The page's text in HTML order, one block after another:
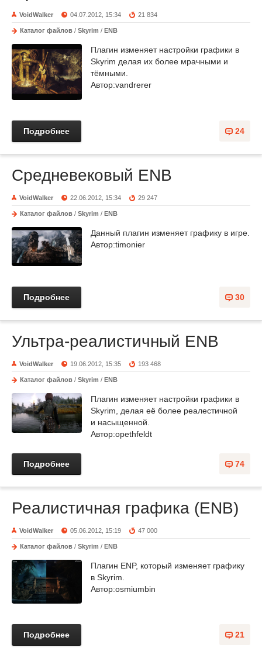
VoidWalker 04.07.2012, 15:34 21 834
Каталог файлов / Skyrim / ENB
Плагин изменяет настройки графики в
Skyrim делая их более мрачными и
тёмными.
Автор:vandrerer
24
Подробнее
Средневековый ENB
VoidWalker 22.06.2012, 15:34 29 247
Каталог файлов / Skyrim / ENB
Данный плагин изменяет графику в игре.
Автор:timonier
30
Подробнее
Ультра-реалистичный ENB
VoidWalker 19.06.2012, 15:35 193 468
Каталог файлов / Skyrim / ENB
Плагин изменяет настройки графики в
Skyrim, делая её более реалестичной
и насыщенной.
Автор:opethfeldt
74
Подробнее
Реалистичная графика (ENB)
VoidWalker 05.06.2012, 15:19 47 000
Каталог файлов / Skyrim / ENB
Плагин ENP, который изменяет графику
в Skyrim.
Автор:osmiumbin
21
Подробнее